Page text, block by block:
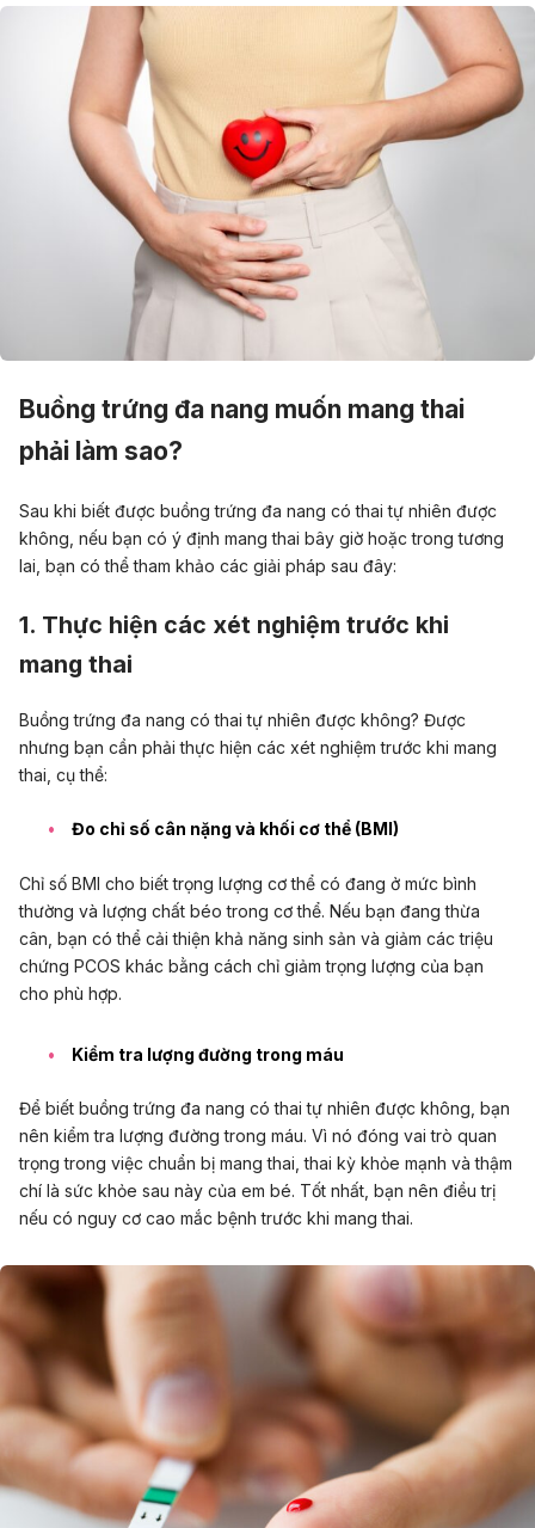
Buồng trứng đa nang muốn mang thai
phải làm sao?
Sau khi biết được buồng trứng đa nang có thai tự nhiên được
không, nếu bạn có ý định mang thai bây giờ hoặc trong tương
lai, bạn có thể tham khảo các giải pháp sau đây:
1. Thực hiện các xét nghiệm trước khi
mang thai
Buồng trứng đa nang có thai tự nhiên được không? Được
nhưng bạn cần phải thực hiện các xét nghiệm trước khi mang
thai , cụ thể:
Đo chỉ số cân nặng và khối cơ thể (BMI)
Chỉ số BMI cho biết trọng lượng cơ thể có đang ở mức bình
thường và lượng chất béo trong cơ thể. Nếu bạn đang thừa
cân, bạn có thể cải thiện khả năng sinh sản và giảm các triệu
chứng PCOS khác bằng cách chỉ giảm trọng lượng của bạn
cho phù hợp.
Kiểm tra lượng đường trong máu
Để biết buồng trứng đa nang có thai tự nhiên được không, bạn
nên kiểm tra lượng đường trong máu. Vì nó đóng vai trò quan
trọng trong việc chuẩn bị mang thai, thai kỳ khỏe mạnh và thậm
chí là sức khỏe sau này của em bé. Tốt nhất, bạn nên điều trị
nếu có nguy cơ cao mắc bệnh trước khi mang thai.